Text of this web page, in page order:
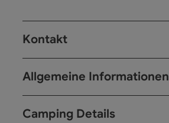
Kontakt
Allgemeine Informationen
Camping Details